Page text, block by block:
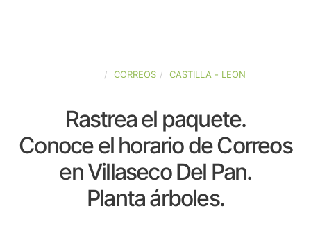
CORREOS CASTILLA - LEON
Rastrea el paquete.
Conoce el horario de Correos
en Villaseco Del Pan.
Planta árboles.